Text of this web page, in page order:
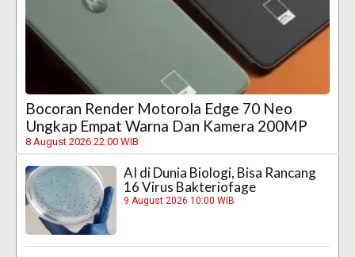
Bocoran Render Motorola Edge 70 Neo
Ungkap Empat Warna Dan Kamera 200MP
8 August 2026 22:00 WIB
AI di Dunia Biologi, Bisa Rancang
16 Virus Bakteriofage
9 August 2026 10:00 WIB